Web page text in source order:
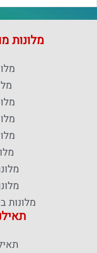
מלונות
מלונות